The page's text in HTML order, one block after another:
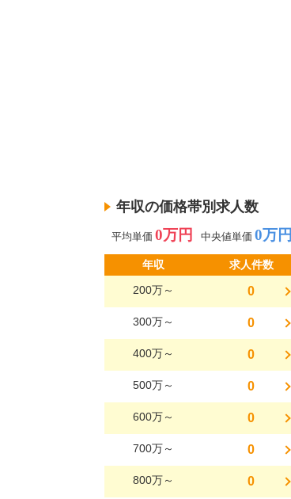
年収の価格帯別求人数
平均単価 0万円 中央値単価 0万円
年収
求人件数
200万～
0
300万～ 0
400万～ 0
500万～ 0
600万～ 0
700万～ 0
800万～ 0